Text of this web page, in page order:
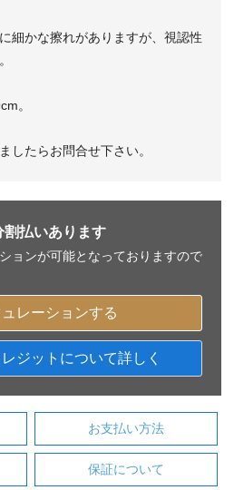
細かな擦れがありますが、視認性
。
したらお問合せ下さい。
割払いあります
ョンが可能となっておりますので
レーションする
ジットについて詳しく
お支払い方法
保証について